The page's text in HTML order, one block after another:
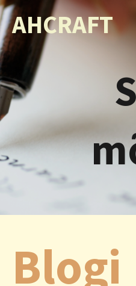
AHCRAFT
Blogi